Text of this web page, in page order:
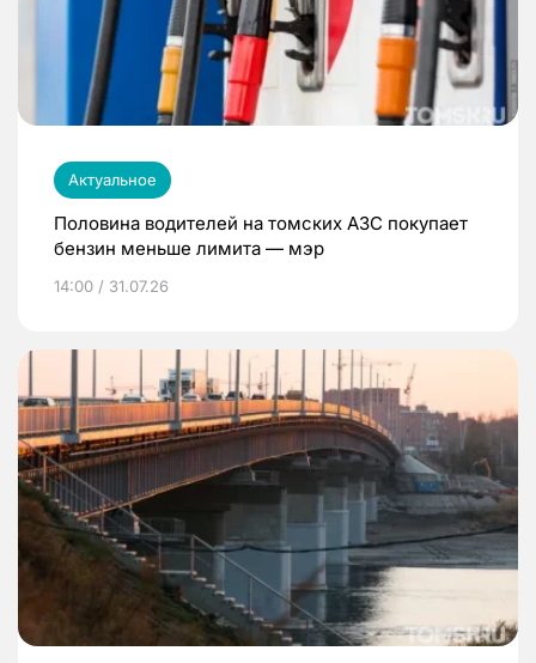
Актуальное
Половина водителей на томских АЗС покупает
бензин меньше лимита — мэр
14:00 / 31.07.26